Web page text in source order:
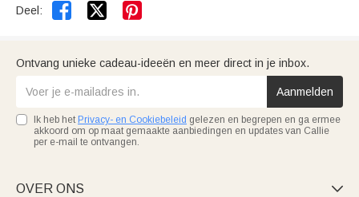
Deel:  
Ontvang unieke cadeau-ideeën en meer direct in je inbox.
Aanmelden
Ik heb het Privacy- en Cookiebeleid gelezen en begrepen en ga ermee
akkoord om op maat gemaakte aanbiedingen en updates van Callie
per e-mail te ontvangen.
OVER ONS 